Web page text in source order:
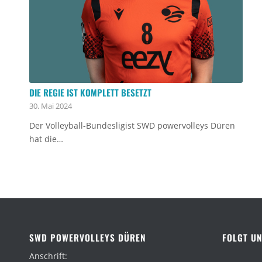
DIE REGIE IST KOMPLETT BESETZT
30. Mai 2024
Der Volleyball-Bundesligist SWD powervolleys Düren
hat die…
SWD POWERVOLLEYS DÜREN
Anschrift:
FOLGT